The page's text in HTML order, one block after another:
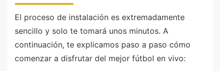
El proceso de instalación es extremadamente
sencillo y solo te tomará unos minutos. A
continuación, te explicamos paso a paso cómo
comenzar a disfrutar del mejor fútbol en vivo: